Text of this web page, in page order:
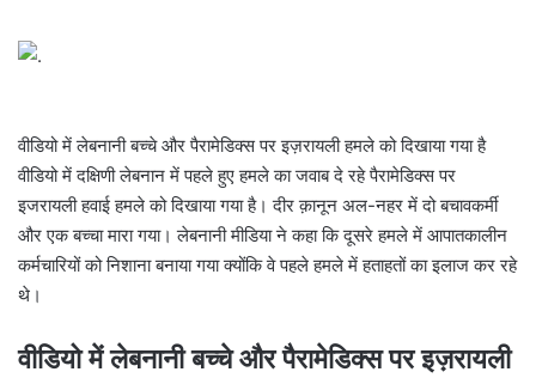
वीडियो में लेबनानी बच्चे और पैरामेडिक्स पर इज़रायली हमले को दिखाया गया है
वीडियो में दक्षिणी लेबनान में पहले हुए हमले का जवाब दे रहे पैरामेडिक्स पर
इजरायली हवाई हमले को दिखाया गया है। दीर क़ानून अल-नहर में दो बचावकर्मी
और एक बच्चा मारा गया। लेबनानी मीडिया ने कहा कि दूसरे हमले में आपातकालीन
कर्मचारियों को निशाना बनाया गया क्योंकि वे पहले हमले में हताहतों का इलाज कर रहे
थे।
वीडियो में लेबनानी बच्चे और पैरामेडिक्स पर इज़रायली